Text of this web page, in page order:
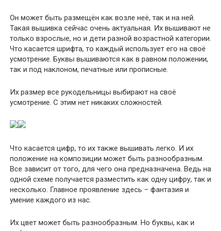
Он может быть размещён как возле неё, так и на ней.
Такая вышивка сейчас очень актуальная. Их вышивают не
только взрослые, но и дети разной возрастной категории.
Что касается шрифта, то каждый использует его на своё
усмотрение. Буквы вышиваются как в равном положении,
так и под наклоном, печатные или прописные.
Их размер все рукодельницы выбирают на своё
усмотрение. С этим нет никаких сложностей.
Что касается цифр, то их также вышивать легко. И их
положение на композиции может быть разнообразным.
Все зависит от того, для чего она предназначена. Ведь на
одной схеме получается разместить как одну цифру, так и
несколько. Главное проявление здесь – фантазия и
умение каждого из нас.
Их цвет может быть разнообразным. Но буквы, как и